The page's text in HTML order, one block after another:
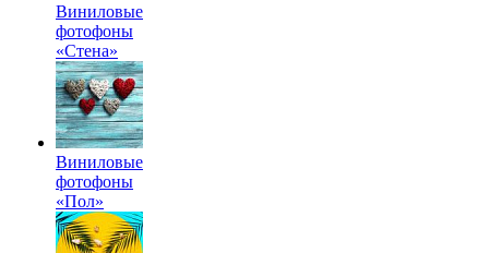
Виниловые
фотофоны
«Стена»
Виниловые
фотофоны
«Пол»